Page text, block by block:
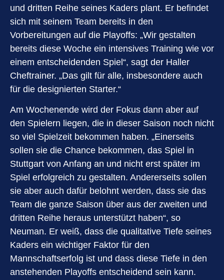
und dritten Reihe seines Kaders plant. Er befindet
sich mit seinem Team bereits in den
Vorbereitungen auf die Playoffs: „Wir gestalten
bereits diese Woche ein intensives Training wie vor
einem entscheidenden Spiel“, sagt der Haller
Cheftrainer. „Das gilt für alle, insbesondere auch
für die designierten Starter.“
Am Wochenende wird der Fokus dann aber auf
den Spielern liegen, die in dieser Saison noch nicht
so viel Spielzeit bekommen haben. „Einerseits
sollen sie die Chance bekommen, das Spiel in
Stuttgart von Anfang an und nicht erst später im
Spiel erfolgreich zu gestalten. Andererseits sollen
sie aber auch dafür belohnt werden, dass sie das
Team die ganze Saison über aus der zweiten und
dritten Reihe heraus unterstützt haben“, so
Neuman. Er weiß, dass die qualitative Tiefe seines
Kaders ein wichtiger Faktor für den
Mannschaftserfolg ist und dass diese Tiefe in den
anstehenden Playoffs entscheidend sein kann.